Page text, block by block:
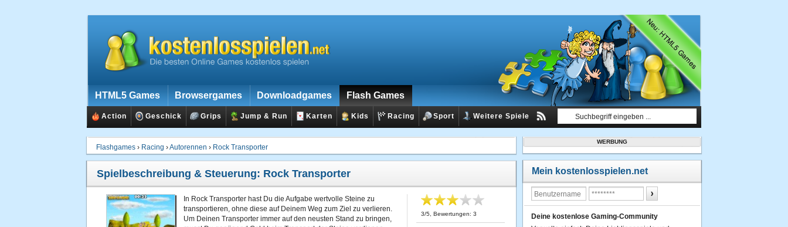
HTML5 Games Browsergames Downloadgames Flash Games
Action Geschick Grips Jump & Run Karten Kids Racing Sport Weitere Spiele
Flashgames › Racing ›Autorennen › Rock Transporter
Spielbeschreibung & Steuerung: Rock Transporter
In Rock Transporter hast Du die Aufgabe wertvolle Steine zu
transportieren, ohne diese auf Deinem Weg zum Ziel zu verlieren.
Um Deinen Transporter immer auf den neusten Stand zu bringen,
3/5 , Bewertungen: 3
WERBUNG
Mein kostenlosspielen.net
Deine kostenlose Gaming-Community